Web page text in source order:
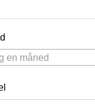
en måned